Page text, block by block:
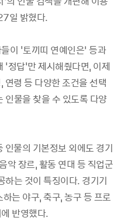
일 밝혔다.
이 '토끼띠 연예인은’ 등과
'정답'만 제시해줬다면, 이제
연령 등 다양한 조건을 선택
인물을 찾을 수 있도록 다양
인물의 기본정보 외에도 경기
악 장르, 활동 연대 등 직업군
하는 것이 특징이다. 경기기
는 야구, 축구, 농구 등 프로
반영했다.